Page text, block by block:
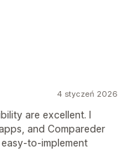
4 styczeń 2026
are excellent. I
and Compareder
to-implement